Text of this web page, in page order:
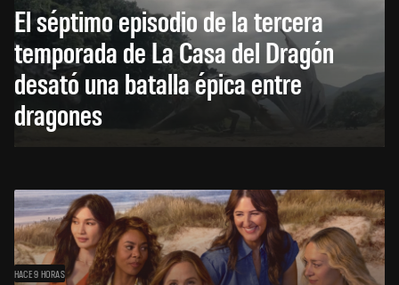
El séptimo episodio de la tercera
temporada de La Casa del Dragón
desató una batalla épica entre
dragones
HACE 9 HORAS